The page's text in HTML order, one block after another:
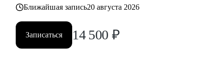
• часто меняли работу;
• захотели вернуться из фриланса, своего бизнеса в найм;
• хотите сменить профессию, но не знаете, как грамотно
построить поиск работы.
Ближайшая запись20 августа 2026
Записаться 14 500 ₽